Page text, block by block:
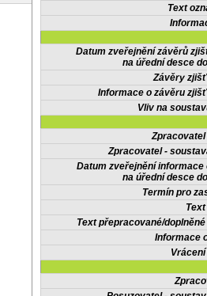
Text
Datum zveřejnění závěrů
na úřední desce
Závěry
Informace o závěru
Vliv na
Zpracovatel -
Datum zveřejnění informace
na úřední desce
Termín pro
Text přepracované/
Informace